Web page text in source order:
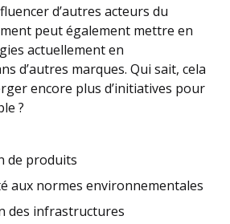
d’autres acteurs du
peut également mettre en
actuellement en
d’autres marques. Qui sait, cela
encore plus d’initiatives pour
?
de produits
aux normes environnementales
des infrastructures